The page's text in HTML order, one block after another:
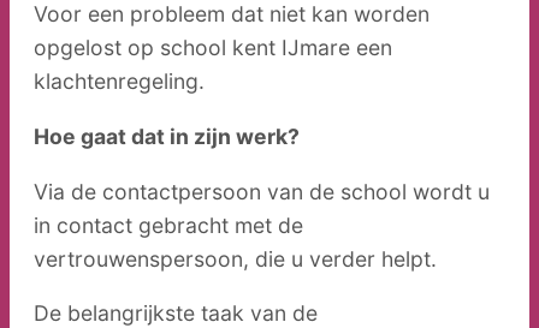
Voor een probleem dat niet kan worden
opgelost op school kent IJmare een
klachtenregeling.
Hoe gaat dat in zijn werk?
Via de contactpersoon van de school wordt u
in contact gebracht met de
vertrouwenspersoon, die u verder helpt.
De belangrijkste taak van de